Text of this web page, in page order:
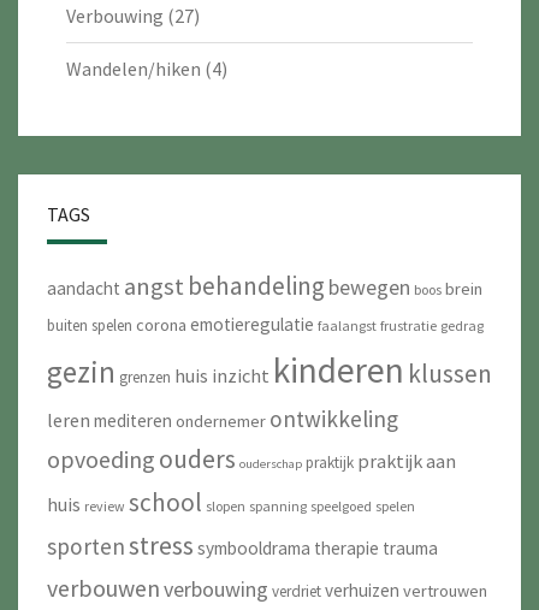
Verbouwing (27)
Wandelen/hiken (4)
TAGS
aandacht angst behandeling bewegen boos brein
buiten spelen corona emotieregulatie faalangst frustratie gedrag
gezin grenzen huis inzicht kinderen klussen
leren mediteren ondernemer ontwikkeling
opvoeding ouders ouderschap praktijk praktijk aan
huis review school slopen spanning speelgoed spelen
sportenstress symbooldrama therapie trauma
verbouwenverbouwing verdrietverhuizen vertrouwen